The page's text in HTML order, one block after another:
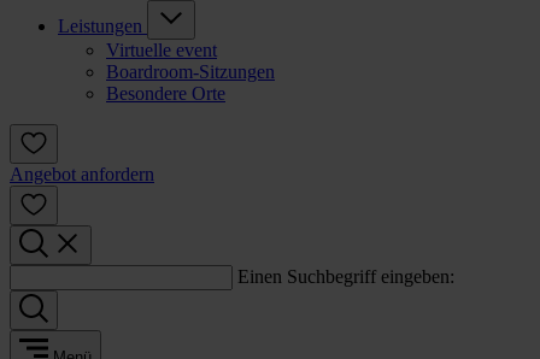
Leistungen
Virtuelle event
Boardroom-Sitzungen
Besondere Orte
Angebot anfordern
Einen Suchbegriff eingeben: